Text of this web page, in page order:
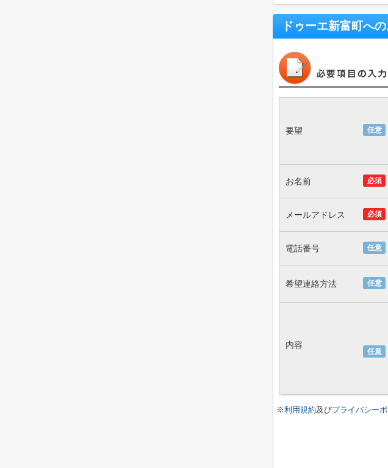
ドゥーエ新富町へ
任意
要望
必須
お名前
必須
メールアドレス
任意
電話番号
任意
希望連絡方法
任意
内容
※利用規約及びプライバシー